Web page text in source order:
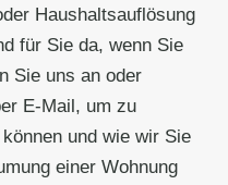
Haushaltsauflösung
für Sie da, wenn Sie
Sie uns an oder
E-Mail, um zu
und wie wir Sie
einer Wohnung